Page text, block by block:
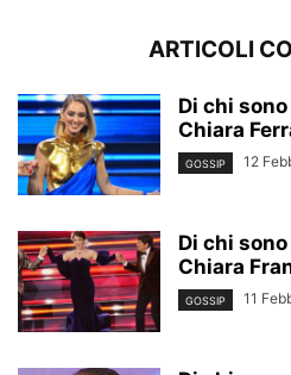
ARTICOLI
Di chi
Chiara
GOSSIP 12
Di chi
Chiara
GOSSIP 11